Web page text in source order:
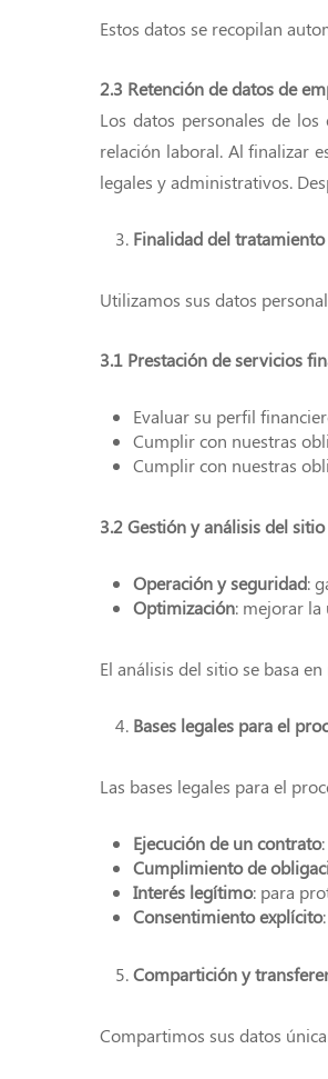
Estos datos se recopilan
2.3 Retención de datos de
Los datos personales de
relación laboral. Al finalizar
legales y administrativos.
Finalidad del
Utilizamos sus datos
3.1 Prestación de servicios
Evaluar su perfil
Cumplir con nuestras
Cumplir con nuestras
3.2 Gestión y análisis del
Operación y seguridad:
Optimización: mejorar la
El análisis del sitio se basa
Bases legales para el
Las bases legales para el
Ejecución de un contrato
Cumplimiento de
Interés legítimo: para
Consentimiento explícito
Compartición y
Compartimos sus datos